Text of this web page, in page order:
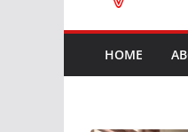
HOME